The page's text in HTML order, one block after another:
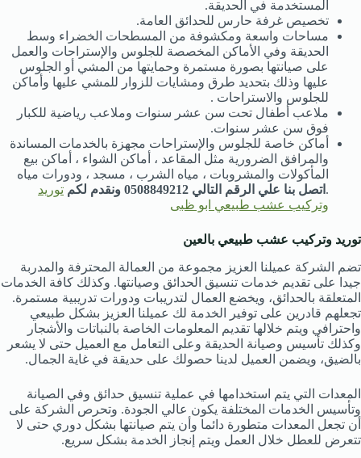
المستخدمة في الحديقة.
تخصيص غرفة حارس للحدائق العامة.
مساحات واسعة ومكشوفة من المسطحات الخضراء وسط
الحديقة وفي الأماكن المخصصة للجلوس والإستراحات والعمل
على صيانتها بصورة مستمرة وحمايتها من المشي أو الجلوس
عليها وذلك بتحديد طرق ومشايات للزوار للمشي عليها وأماكن
للجلوس والاستراحات .
ملاعب أطفال تحت سن عشر سنوات وملاعب رياضية للكبار
فوق سن عشر سنوات.
أماكن خاصة للجلوس والإستراحات مجهزة بالخدمات المساندة
والمرافق الضرورية مثل المقاعد ، أماكن الشواء ، أماكن بيع
المأكولات والمشروبات ، مياه الشرب ، مسجد ، ودورات مياه
. اتصل بنا علي الرقم التالي 0508849212 ونقدم لكم
توريد
وتركيب عشب طبيعي ابو ظبى
توريد وتركيب عشب طبيعي بالعين
تضم الشركة عميلنا العزيز مجموعة من العمالة المحترفة والمدربة
جيدا على تقديم خدمات تنسيق الحدائق وصيانتها. وكذلك كافة الخدمات
المتعلقة بالحدائق، ويخضع العمال لتدريبات ودورات تدريبية مستمرة.
تجعلهم قادرين على توفير الخدمة لك عميلنا العزيز بشكل طبيعي
واحترافي ويتم خلالها تقديم المعلومات الخاصة بالنباتات والأشجار
وكذلك تأسيس وصيانة الحديقة وعلى التعامل مع العميل حتى لا يشعر
بالضيق، ويضمن العميل لدينا حصولك على حديقة في غاية الجمال.
المعدات التي يتم استخدامها في عملية تنسيق حدائق وفي الصيانة
وتأسيس الخدمات المختلفة يكون عالي الجودة. وتحرص الشركة على
أن تجعل المعدات متطورة دائما وأن يتم صيانتها بشكل دوري حتى لا
تتعرض للعطل خلال العمل ويتم إنجاز الخدمة بشكل سريع.